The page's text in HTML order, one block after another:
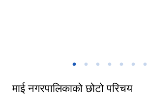
माई नगरपालिकाको छोटो परिचय